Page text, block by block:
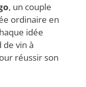
, un couple
ordinaire en
idée
de vin à
réussir son